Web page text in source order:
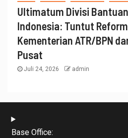
Ultimatum Divisi
Indonesia: Tuntut
Kementerian ATR/BPN
Pusat
Juli 24, 2026 admin
Base Office: